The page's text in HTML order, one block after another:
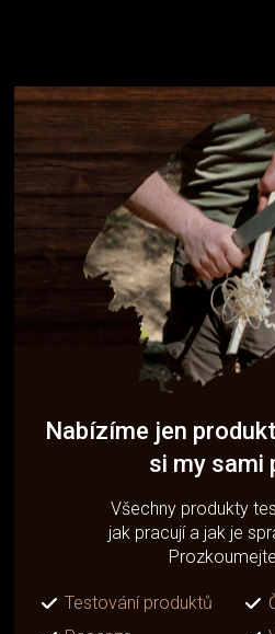
Nabízíme jen
si my sami
Všechny produkty
jak pracují a jak je
Testování produktů